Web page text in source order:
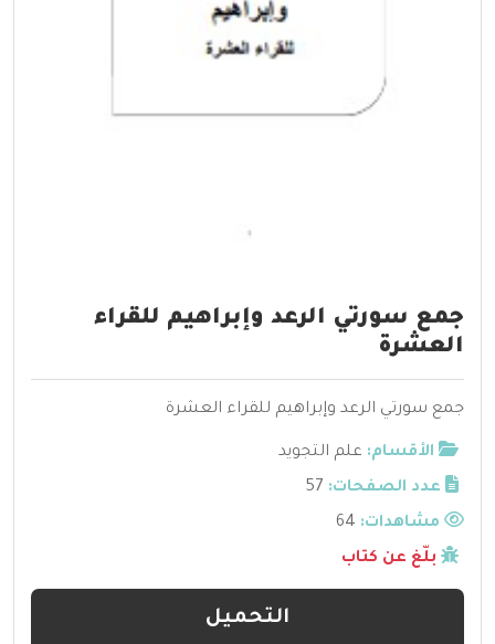
جمع سورتي الرعد وإبراهيم للقراء
العشرة
جمع سورتي الرعد وإبراهيم للقراء العشرة
الأقسام: علم التجويد
عدد الصفحات: 57
مشاهدات:
بلّغ عن كتاب
التحميل